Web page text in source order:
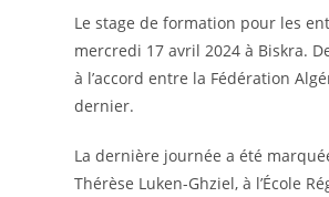
Le stage de formation pour les
mercredi 17 avril 2024 à Biskra.
à l’accord entre la Fédération
dernier.
La dernière journée a été
Thérèse Luken-Ghziel, à l’École